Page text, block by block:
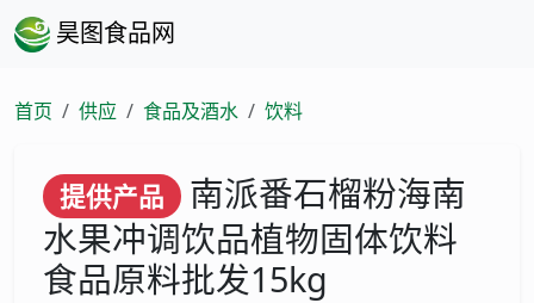
昊图食品网
首页 供应 食品及酒水 饮料
提供产品
南派番石榴粉海南
水果冲调饮品植物固体饮料
食品原料批发15kg